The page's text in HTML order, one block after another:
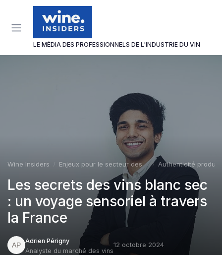
LE MÉDIA DES PROFESSIONNELS DE L'INDUSTRIE DU VIN
Wine Insiders Enjeux pour le secteur des vins et spiritueux Authenticité produits
Les secrets des vins blanc sec
: un voyage sensoriel à travers
la France
Adrien Périgny
Analyste du marché des vins
12 octobre 2024
Panneau de gestion des cookies